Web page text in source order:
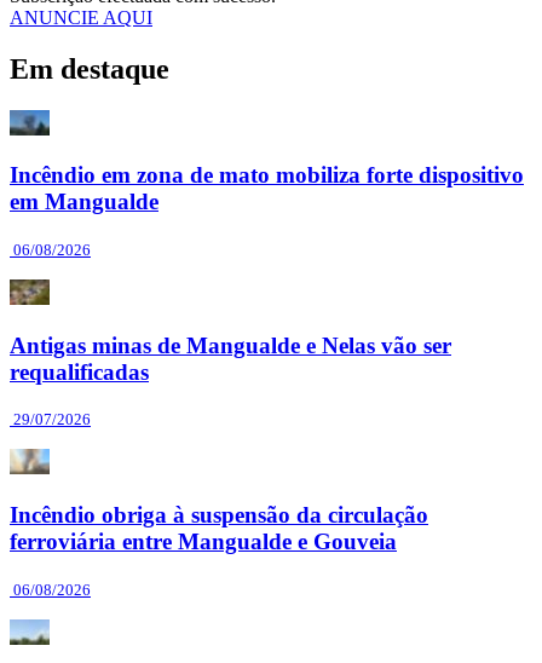
ANUNCIE AQUI
Em destaque
Incêndio em zona de mato mobiliza forte dispositivo
em Mangualde
06/08/2026
Antigas minas de Mangualde e Nelas vão ser
requalificadas
29/07/2026
Incêndio obriga à suspensão da circulação
ferroviária entre Mangualde e Gouveia
06/08/2026